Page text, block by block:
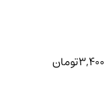
3,400تومان